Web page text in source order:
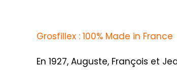
Grosfillex : 100% Made in France
En 1927, Auguste, François et